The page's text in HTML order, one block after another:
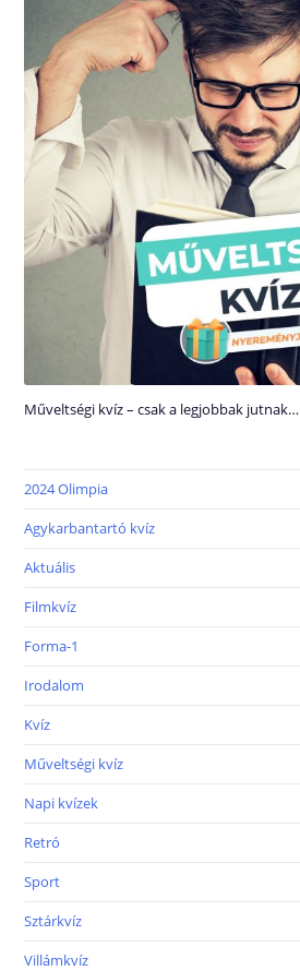
Műveltségi kvíz – csak a legjobbak jutnak…
2024 Olimpia
Agykarbantartó kvíz
Aktuális
Filmkvíz
Forma-1
Irodalom
Kvíz
Műveltségi kvíz
Napi kvízek
Retró
Sport
Sztárkvíz
Villámkvíz